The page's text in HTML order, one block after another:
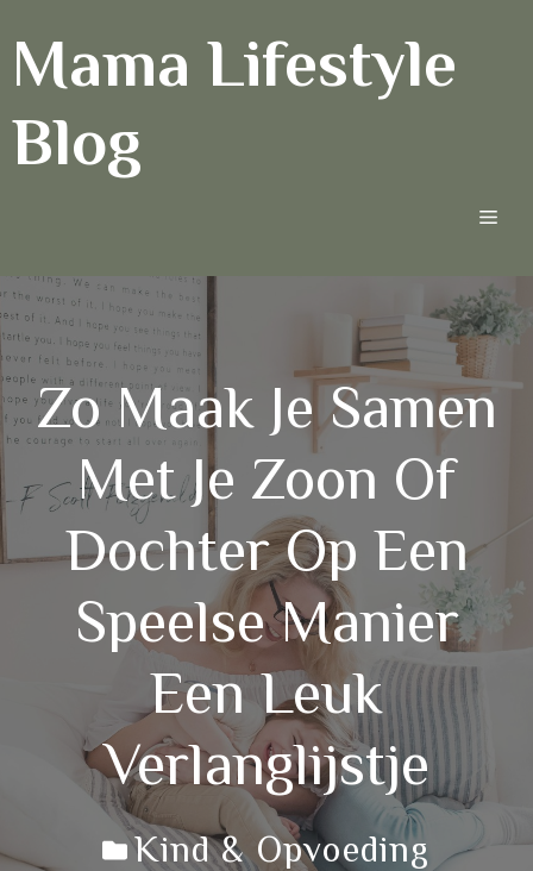
naarMama Lifestyle
Blog
Zo Maak Je Samen
Met Je Zoon Of
Dochter Op Een
Speelse Manier
Een Leuk
Verlanglijstje
Kind & Opvoeding